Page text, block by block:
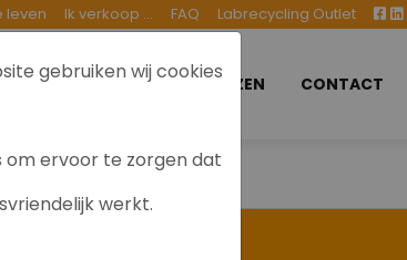
gebruiken wij cookies
om ervoor te zorgen dat
werkt.
leven Ik verkoop ... FAQ Labrecycling Outlet
OVER ONS BEURZEN CONTACT